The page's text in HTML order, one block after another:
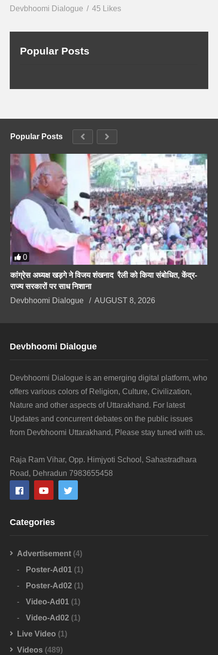
Devbhoomi Dialogue 45 Likes
Popular Posts
Popular Posts
0
कांग्रेस अध्यक्ष खड़गे ने विजय शंखनाद रैली को किया संबोधित, केंद्र-
राज्य सरकारों पर साध निशाना
Devbhoomi Dialogue
AUGUST 8, 2026
Devbhoomi Dialogue
Devbhoomi Dialogue is an emerging digital platform, who
offers various colors of Religion, Culture, Civilization,
Nature and other aspects of Uttarakhand. For latest
Updates and concurrent debates on the public issues
from Devbhoomi Uttarakhand, Please stay tuned with us.
Raja Ram Vihar, Opp. Himjyoti School, Sahastradhara
Road, Dehradun 7983655458
Categories
Advertisement (4)
Poster-Ad01 (1)
Poster-Ad02 (1)
Video-Ad01 (1)
Video-Ad02 (1)
Live Video (1)
Videos (489)